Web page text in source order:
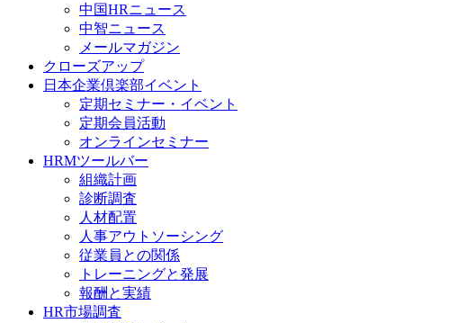
中国HRニュース
中智ニュース
メールマガジン
クローズアップ
日本企業倶楽部イベント
定期セミナー・イベント
定期会員活動
オンラインセミナー
HRMツールバー
組織計画
診断調査
人材配置
人事アウトソーシング
従業員との関係
トレーニングと発展
報酬と実績
HR市場調査